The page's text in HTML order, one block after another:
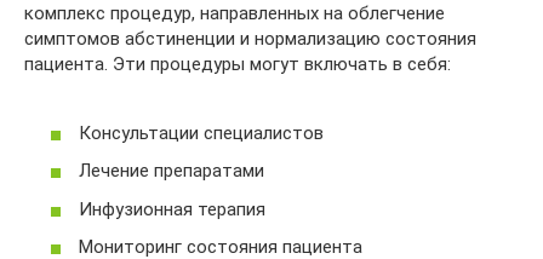
комплекс процедур, направленных на облегчение
симптомов абстиненции и нормализацию состояния
пациента. Эти процедуры могут включать в себя:
Консультации специалистов
Лечение препаратами
Инфузионная терапия
Мониторинг состояния пациента